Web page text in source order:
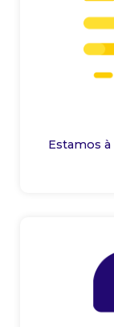
Estamos à